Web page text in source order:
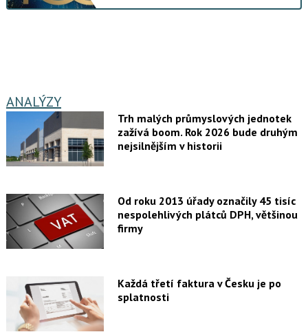
ANALÝZY
Trh malých průmyslových jednotek
zažívá boom. Rok 2026 bude druhým
nejsilnějším v historii
Od roku 2013 úřady označily 45 tisíc
nespolehlivých plátců DPH, většinou
firmy
Každá třetí faktura v Česku je po
splatnosti